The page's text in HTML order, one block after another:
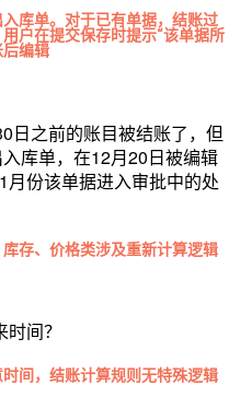
库单。对于已有单据，结账过
户在提交保存时提示“该单据所
编辑
日之前的账目被结账了，但
库单，在12月20日被编辑
份该单据进入审批中的处
存、价格类涉及重新计算逻辑
间？
间，结账计算规则无特殊逻辑